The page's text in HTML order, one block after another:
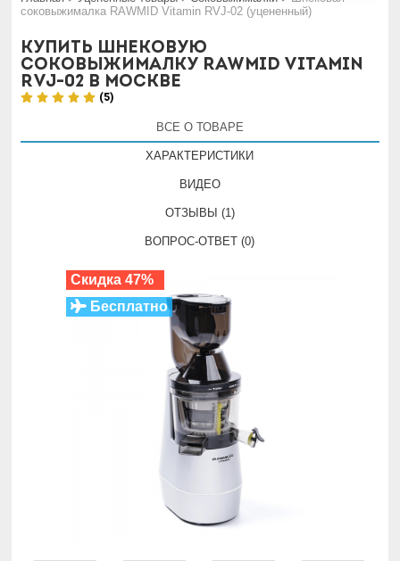
соковыжималка RAWMID Vitamin RVJ-02 (уцененный)
Купить шнековую
соковыжималку RAWMID Vitamin
RVJ-02 в Москве
(5)
ВСЕ О ТОВАРЕ
ХАРАКТЕРИСТИКИ
ВИДЕО
ОТЗЫВЫ (1)
ВОПРОС-ОТВЕТ (0)
Скидка 47%
Бесплатно